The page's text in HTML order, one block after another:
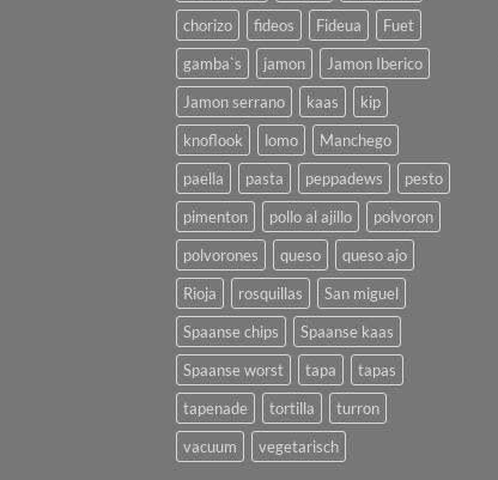
chorizo
fideos Fideua
Fuet
gamba`s
jamon
Jamon Iberico
Jamon serrano
kaas
kip
knoflook
lomo
Manchego
paella
pasta peppadews
pesto
pimenton
pollo al ajillo
polvoron
polvorones
queso
queso ajo
Rioja
rosquillas
San miguel
Spaanse chips
Spaanse kaas
Spaanse worst
tapa
tapas
tapenade
tortilla
turron
vacuum
vegetarisch